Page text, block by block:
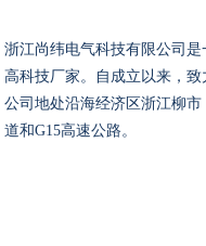
浙江尚纬电气科技有限公司
高科技厂家。自成立以来，
公司地处沿海经济区浙江柳市
道和G15高速公路。